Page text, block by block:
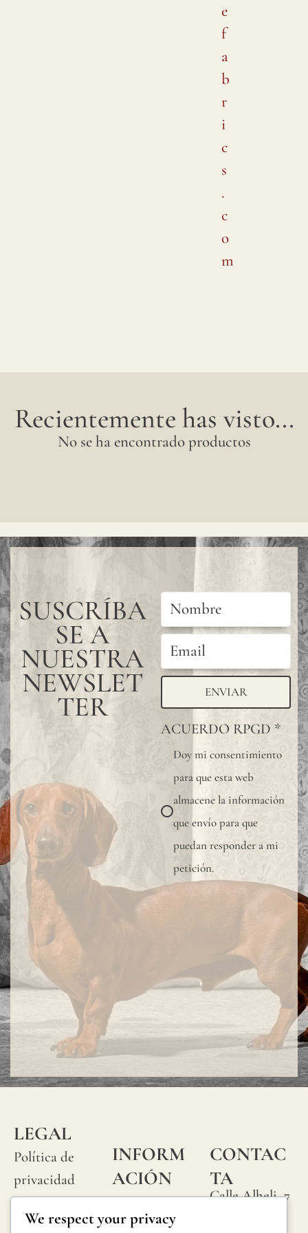
e
f
a
b
r
i
c
s
.
c
o
m
Recientemente has visto...
No se ha encontrado productos
SUSCRÍBA
SE A
NUESTRA
NEWSLET
TER ENVIAR
ACUERDO RPGD *
Doy mi consentimiento
para que esta web
almacene la información
que envío para que
puedan responder a mi
petición.
LEGAL
Política de
privacidad
Política de
INFORM
ACIÓN
Preguntas
frecuentes
CONTAC
TA
Calle Alheli, 7
We respect your privacy